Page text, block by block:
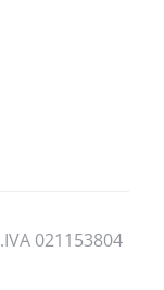
021​153​804​